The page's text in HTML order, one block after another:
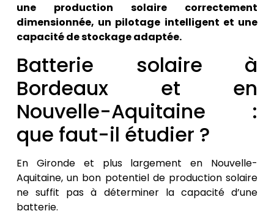
une production solaire correctement
dimensionnée, un pilotage intelligent et une
capacité de stockage adaptée.
Batterie solaire à
Bordeaux et en
Nouvelle-Aquitaine :
que faut-il étudier ?
En Gironde et plus largement en Nouvelle-
Aquitaine, un bon potentiel de production solaire
ne suffit pas à déterminer la capacité d’une
batterie.